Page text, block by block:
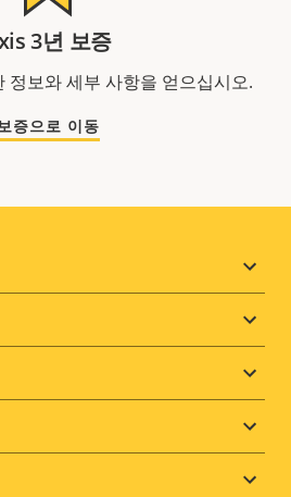
3년 보증
정보와 세부 사항을 얻으십시오.
증으로 이동